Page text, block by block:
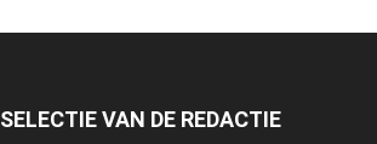
SELECTIE VAN DE REDACTIE